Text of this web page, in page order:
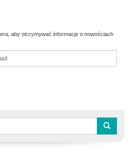
aby otrzymywać informacje o nowościach